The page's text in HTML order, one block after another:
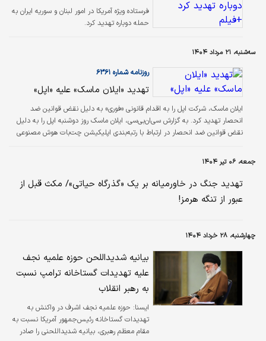
فرستاده ویژه آمریکا در امور لبنان و سوریه ایران به
حمله دوباره تهدید کرد.
سه‌شنبه، ۲۱ مرداد ۱۴۰۴
روزنامه شماره ۶۳۶۱
تهدید «ایلان ماسک» علیه «اپل»
ایلان ماسک، شرکت اپل را به اقدام قانونی «فوری» به دلیل نقض قوانین ضد
انحصار تهدید کرد. به گزارش سی‌ان‌بی‌سی، ایلان ماسک روز دوشنبه اپل را به دلیل
نقض قوانین ضد انحصار در ارتباط با رتبه‌بندی اپلیکیشن چت‌بات هوش مصنوعی
اقدام قانونی تهدید کرد.
جمعه، ۰۶ تیر ۱۴۰۴
تهدید جنگ در خاورمیانه بر یک «گذرگاه حیاتی»/ مکث قبل از
عبور از تنگه هرمز!
چهارشنبه، ۲۸ خرداد ۱۴۰۴
بیانیه شدیداللحن حوزه علمیه نجف
علیه تهدیدات گستاخانه ترامپ نسبت
به رهبر انقلاب
ایسنا: حوزه علمیه نجف اشرف در واکنش به
تهدیدات گستاخانه رئیس‌جمهور آمریکا نسبت به
مقام معظم رهبری، بیانیه‌ شدیداللحنی را صادر